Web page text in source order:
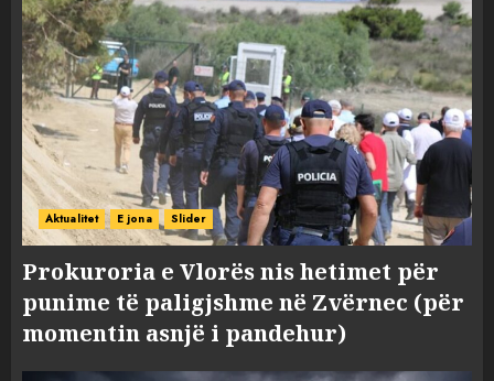
Aktualitet E jona Slider
Prokuroria e Vlorës nis hetimet për
punime të paligjshme në Zvërnec (për
momentin asnjë i pandehur)